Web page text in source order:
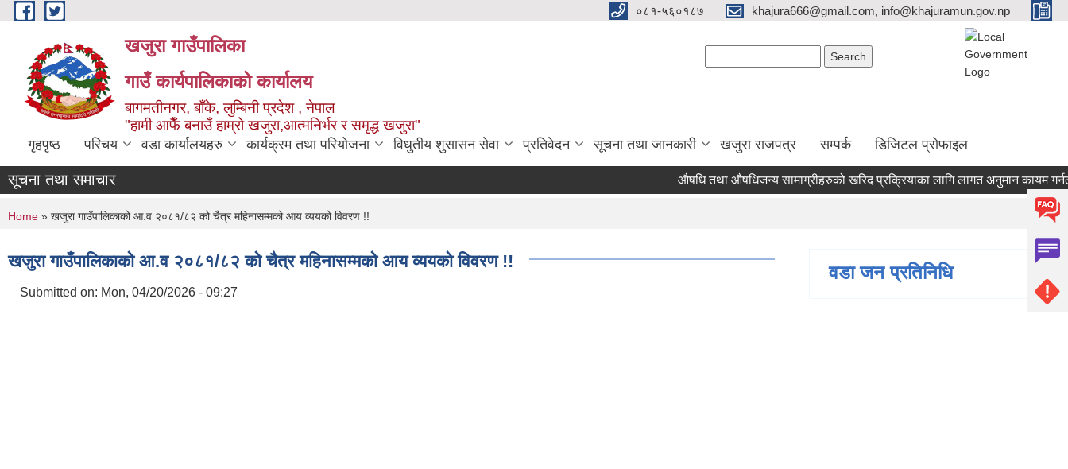
Skip to main content ०८१-५६०१८७ khajura666@gmail.com, info@khajuramun.gov.np
खजुरा गाउँपालिका
गाउँ कार्यपालिकाको कार्यालय
बागमतीनगर, बाँके, लुम्बिनी प्रदेश , नेपाल
"हामी आफैँ बनाउँ हाम्रो खजुरा,आत्मनिर्भर र समृद्ध खजुरा"
गृहपृष्ठ परिचय वडा कार्यालयहरु कार्यक्रम तथा परियोजना विधुतीय शुसासन सेवा प्रतिवेदन सूचना तथा जानकारी खजुरा राजपत्र सम्पर्क डिजिटल प्रोफाइल
सूचना तथा समाचार औषधि तथा औषधिजन्य सामाग्रीहरुको खरिद प्रक्रियाका लागि लागत अनुमान कायम गर्नलाई
You are here
Home » खजुरा गाउँपालिकाको आ.व २०८१/८२ को चैत्र महिनासम्मको आय व्ययको विवरण !!
खजुरा गाउँपालिकाको आ.व २०८१/८२ को चैत्र महिनासम्मको आय व्ययको विवरण !!
Submitted on: Mon, 04/20/2026 - 09:27
वडा जन प्रतिनिधि